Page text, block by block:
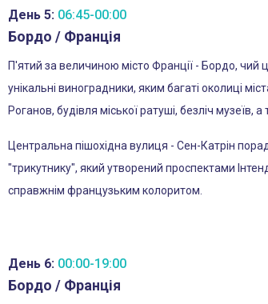
День 5: 06:45-00:00
Бордо / Франція
П'ятий за величиною місто Франції - Бордо,
унікальні виноградники, яким багаті околиці
Роганов, будівля міської ратуші, безліч
Центральна пішохідна вулиця - Сен-Катрін
"трикутнику", який утворений проспектами
справжнім французьким колоритом.
День 6: 00:00-19:00
Бордо / Франція